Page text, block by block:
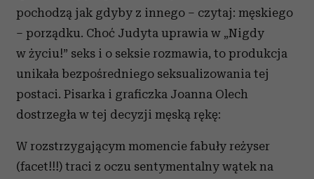
pochodzą jak gdyby z innego – czytaj: męskiego
– porządku. Choć Judyta uprawia w „Nigdy
w życiu!” seks i o seksie rozmawia, to produkcja
unikała bezpośredniego seksualizowania tej
postaci. Pisarka i graficzka Joanna Olech
dostrzegła w tej decyzji męską rękę:
W rozstrzygającym momencie fabuły reżyser
(facet!!!) traci z oczu sentymentalny wątek na